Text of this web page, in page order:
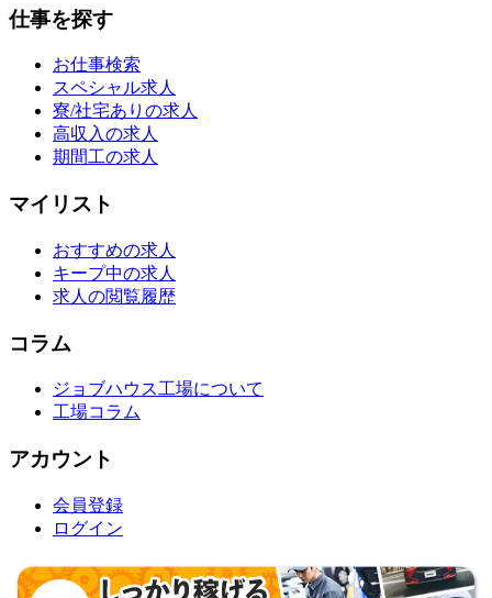
仕事を探す
お仕事検索
スペシャル求人
寮/社宅ありの求人
高収入の求人
期間工の求人
マイリスト
おすすめの求人
キープ中の求人
求人の閲覧履歴
コラム
ジョブハウス工場について
工場コラム
アカウント
会員登録
ログイン